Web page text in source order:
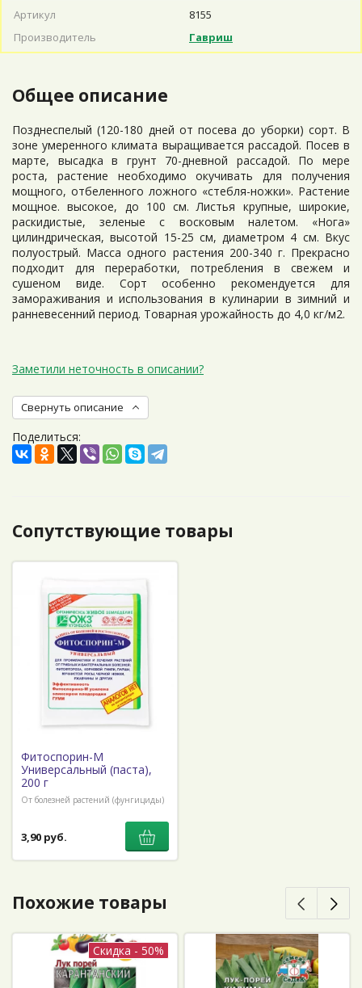
Артикул
8155
Производитель
Гавриш
Общее описание
Позднеспелый (120-180 дней от посева до уборки) сорт. В
зоне умеренного климата выращивается рассадой. Посев в
марте, высадка в грунт 70-дневной рассадой. По мере
роста, растение необходимо окучивать для получения
мощного, отбеленного ложного «стебля-ножки». Растение
мощное. высокое, до 100 см. Листья крупные, широкие,
раскидистые, зеленые с восковым налетом. «Нога»
цилиндрическая, высотой 15-25 см, диаметром 4 см. Вкус
полуострый. Масса одного растения 200-340 г. Прекрасно
подходит для переработки, потребления в свежем и
сушеном виде. Сорт особенно рекомендуется для
замораживания и использования в кулинарии в зимний и
ранневесенний период. Товарная урожайность до 4,0 кг/м2.
Заметили неточность в описании?
Свернуть описание
Поделиться:
Сопутствующие товары
Фитоспорин-М
Универсальный (паста),
200 г
От болезней растений (фунгициды)
3,90 руб.
Похожие товары
Скидка - 50%